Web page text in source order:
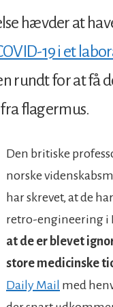
hævder at
19 i et
rundt for at få
flagermus.
Den britiske
norske
har skrevet, at de
retro-engineering i
at de er blevet
store medicinske
Daily Mail med